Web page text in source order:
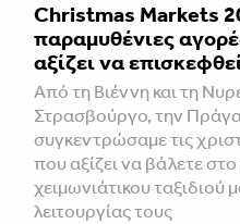
Christmas Markets
παραμυθένιες
αξίζει να
Από τη Βιέννη και τη
Στρασβούργο, την
συγκεντρώσαμε τις
που αξίζει να βάλετε
χειμωνιάτικου ταξιδιού
λειτουργίας τους